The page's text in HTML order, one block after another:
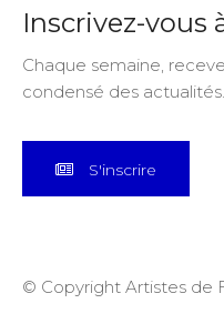
Inscrivez-vous
Chaque semaine,
condensé des actualités.
S'inscrire
© Copyright Artistes de